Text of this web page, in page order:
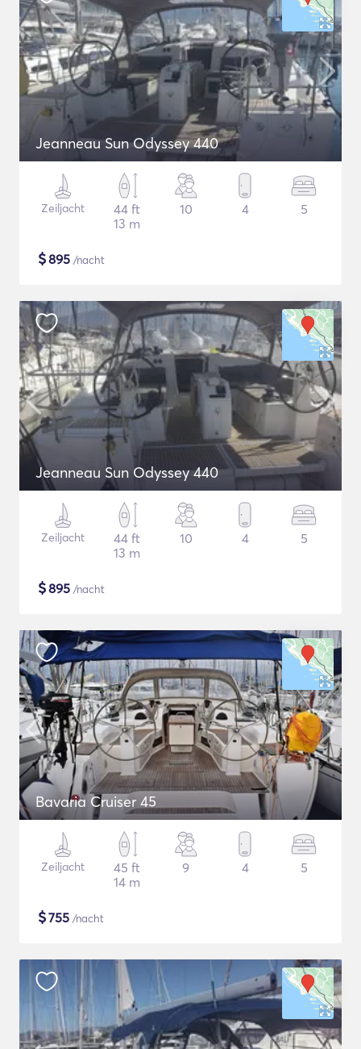
Jeanneau Sun Odyssey 440
Zeiljacht
44 ft
13 m
10 4 5
$895 /nacht
Jeanneau Sun Odyssey 440
Zeiljacht
44 ft
13 m
10 4 5
$895 /nacht
Bavaria Cruiser 45
Zeiljacht
45 ft
14 m
9 4 5
$755 /nacht